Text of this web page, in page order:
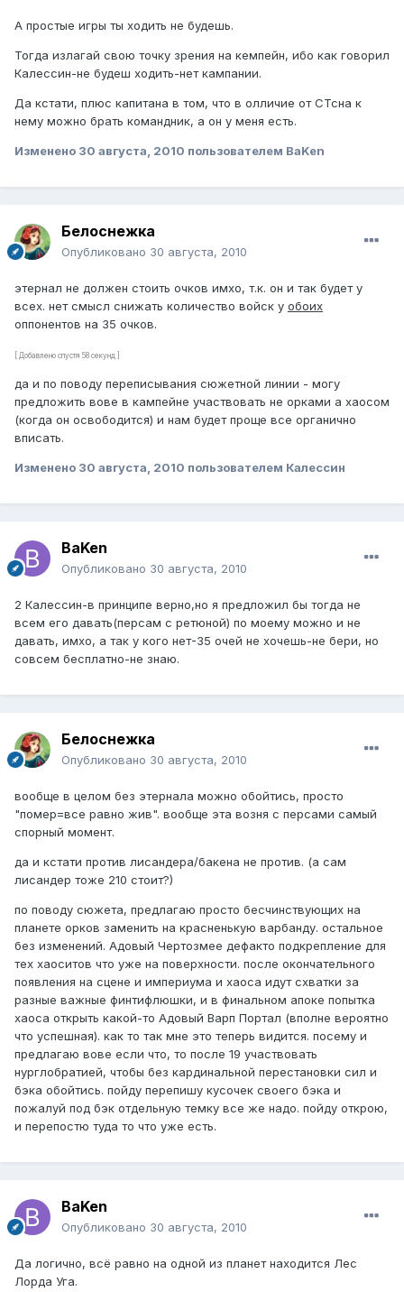
А простые игры ты ходить не будешь.
Тогда излагай свою точку зрения на кемпейн, ибо как говорил
Калессин-не будеш ходить-нет кампании.
Да кстати, плюс капитана в том, что в олличие от СТсна к
нему можно брать командник, а он у меня есть.
Изменено 30 августа, 2010 пользователем BaKen
Белоснежка
Опубликовано 30 августа, 2010
этернал не должен стоить очков имхо, т.к. он и так будет у
всех. нет смысл снижать количество войск у обоих
оппонентов на 35 очков.
[ Добавлено спустя 58 секунд ]
да и по поводу переписывания сюжетной линии - могу
предложить вове в кампейне участвовать не орками а хаосом
(когда он освободится) и нам будет проще все органично
вписать.
Изменено 30 августа, 2010 пользователем Калессин
BaKen
Опубликовано 30 августа, 2010
2 Калессин-в принципе верно,но я предложил бы тогда не
всем его давать(персам с ретюной) по моему можно и не
давать, имхо, а так у кого нет-35 очей не хочешь-не бери, но
совсем бесплатно-не знаю.
Белоснежка
Опубликовано 30 августа, 2010
вообще в целом без этернала можно обойтись, просто
"помер=все равно жив". вообще эта возня с персами самый
спорный момент.
да и кстати против лисандера/бакена не против. (а сам
лисандер тоже 210 стоит?)
по поводу сюжета, предлагаю просто бесчинствующих на
планете орков заменить на красненькую варбанду. остальное
без изменений. Адовый Чертозмее дефакто подкрепление для
тех хаоситов что уже на поверхности. после окончательного
появления на сцене и империума и хаоса идут схватки за
разные важные финтифлюшки, и в финальном апоке попытка
хаоса открыть какой-то Адовый Варп Портал (вполне вероятно
что успешная). как то так мне это теперь видится. посему и
предлагаю вове если что, то после 19 участвовать
нурглобратией, чтобы без кардинальной перестановки сил и
бэка обойтись. пойду перепишу кусочек своего бэка и
пожалуй под бэк отдельную темку все же надо. пойду открою,
и перепостю туда то что уже есть.
BaKen
Опубликовано 30 августа, 2010
Да логично, всё равно на одной из планет находится Лес
Лорда Уга.